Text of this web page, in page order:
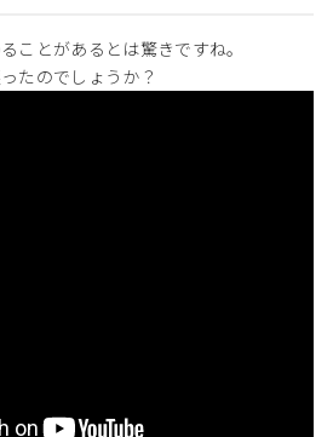
ことがあるとは驚きですね。
たのでしょうか？